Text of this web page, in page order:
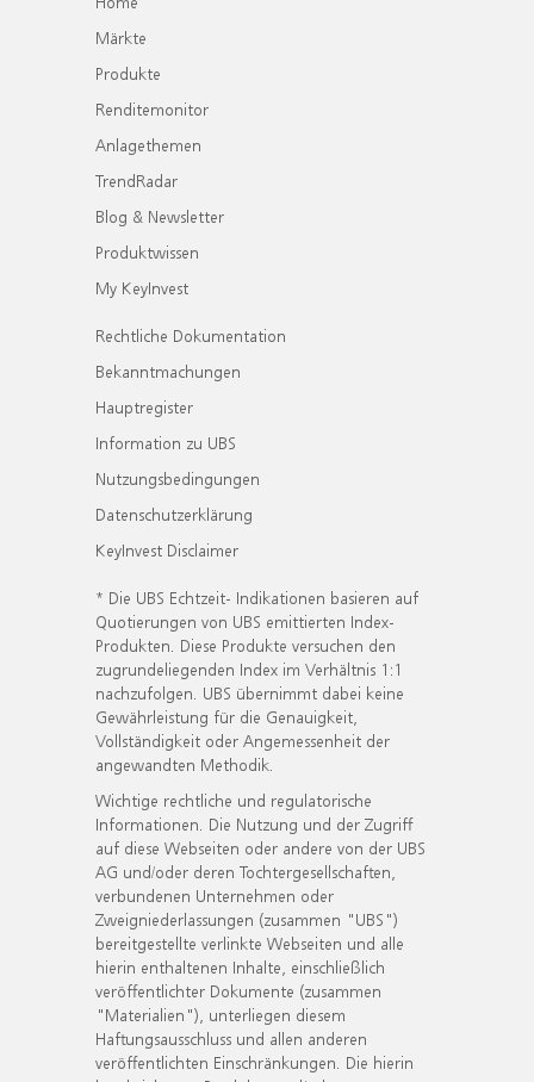
Märkte
Produkte
Renditemonitor
Anlagethemen
TrendRadar
Blog & Newsletter
Produktwissen
My KeyInvest
Rechtliche Dokumentation
Bekanntmachungen
Hauptregister
Information zu UBS
Nutzungsbedingungen
Datenschutzerklärung
KeyInvest Disclaimer
* Die UBS Echtzeit- Indikationen basieren auf
Quotierungen von UBS emittierten Index-
Produkten. Diese Produkte versuchen den
zugrundeliegenden Index im Verhältnis 1:1
nachzufolgen. UBS übernimmt dabei keine
Gewährleistung für die Genauigkeit,
Vollständigkeit oder Angemessenheit der
angewandten Methodik.
Wichtige rechtliche und regulatorische
Informationen. Die Nutzung und der Zugriff
auf diese Webseiten oder andere von der UBS
AG und/oder deren Tochtergesellschaften,
verbundenen Unternehmen oder
Zweigniederlassungen (zusammen "UBS")
bereitgestellte verlinkte Webseiten und alle
hierin enthaltenen Inhalte, einschließlich
veröffentlichter Dokumente (zusammen
"Materialien"), unterliegen diesem
Haftungsausschluss und allen anderen
veröffentlichten Einschränkungen. Die hierin